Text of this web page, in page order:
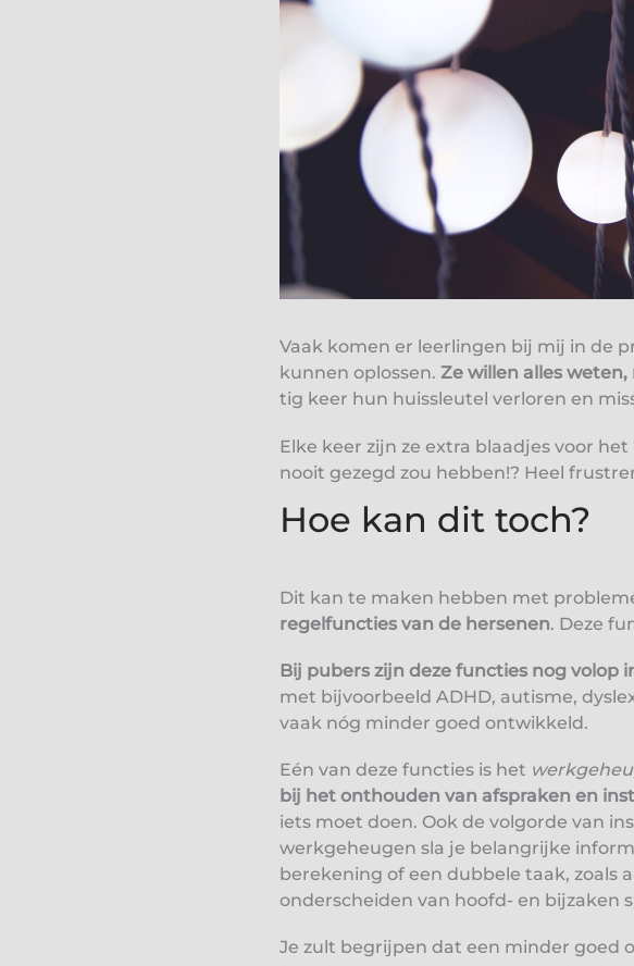
Vaak komen er leerlingen bij mij in de
kunnen oplossen. Ze willen alles
tig keer hun huissleutel verloren en
Elke keer zijn ze extra blaadjes voor
nooit gezegd zou hebben!? Heel
Hoe kan dit toch?
Dit kan te maken hebben met
regelfuncties van de hersenen. Deze
Bij pubers zijn deze functies nog volop
met bijvoorbeeld ADHD, autisme,
vaak nóg minder goed ontwikkeld.
Eén van deze functies is het
bij het onthouden van afspraken en
iets moet doen. Ook de volgorde van
werkgeheugen sla je belangrijke
berekening of een dubbele taak, zoals
onderscheiden van hoofd- en bijzaken
Je zult begrijpen dat een minder goed